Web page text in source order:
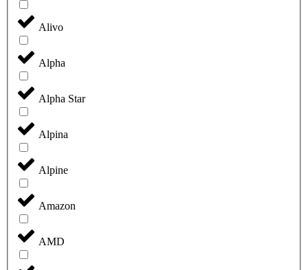
Alivo
Alpha
Alpha Star
Alpina
Alpine
Amazon
AMD